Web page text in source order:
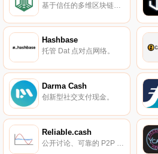
基于信任的多维区块链生态系统。
Hashbase
托管 Dat 点对点网络。
Darma Cash
创新型社交支付现金。
Reliable.cash